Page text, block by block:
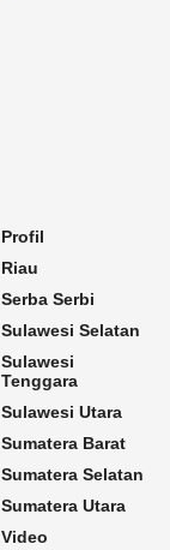
Profil
Riau
Serba Serbi
Sulawesi Selatan
Sulawesi
Tenggara
Sulawesi Utara
Sumatera Barat
Sumatera Selatan
Sumatera Utara
Video